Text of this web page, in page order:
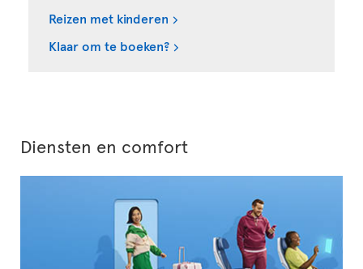
Reizen met kinderen
Klaar om te boeken?
Diensten en comfort